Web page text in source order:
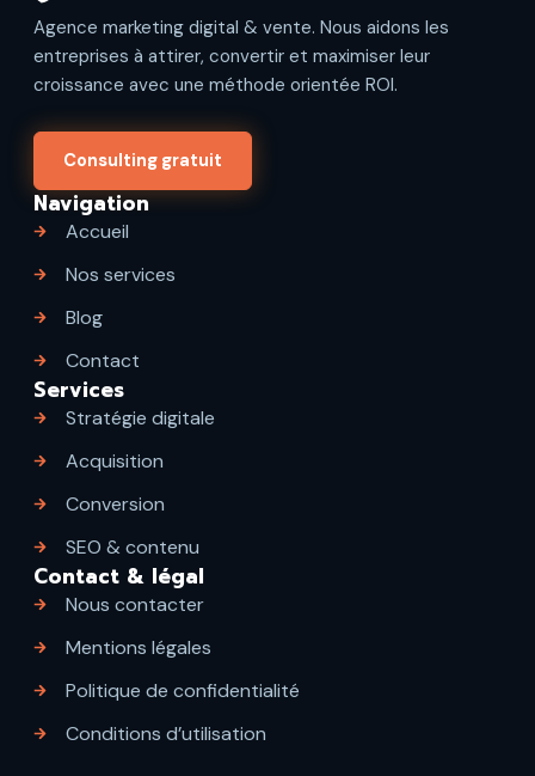
Agence marketing digital & vente. Nous aidons les
entreprises à attirer, convertir et maximiser leur
croissance avec une méthode orientée ROI.
Consulting gratuit
Navigation
Accueil
Nos services
Blog
Contact
Services
Stratégie digitale
Acquisition
Conversion
SEO & contenu
Contact & légal
Nous contacter
Mentions légales
Politique de confidentialité
Conditions d’utilisation